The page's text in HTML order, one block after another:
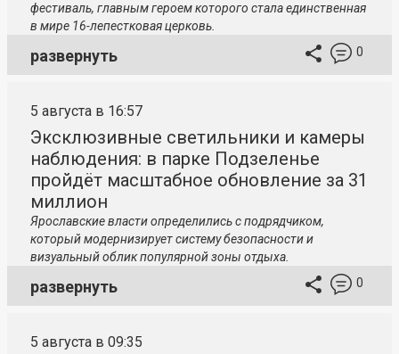
фестиваль, главным героем которого стала единственная
в мире 16-лепестковая церковь.
развернуть 0
5 августа в 16:57
Эксклюзивные светильники и камеры
наблюдения: в парке Подзеленье
пройдёт масштабное обновление за 31
миллион
Ярославские власти определились с подрядчиком,
который модернизирует систему безопасности и
визуальный облик популярной зоны отдыха.
развернуть 0
5 августа в 09:35